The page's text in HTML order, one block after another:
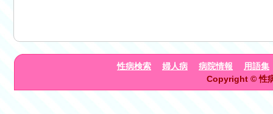
性病検索 婦人病 病院情報
用語集
Copyright © 性